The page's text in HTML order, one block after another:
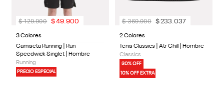
3 Colores
Camiseta Running | Run
Speedwick Singlet | Hombre
Running
PRECIO ESPECIAL
$ 129.900 $49 .900
2 Colores
Tenis Classics | Atr Chill | Hombre
Classics
30% OFF
10% OFF EXTRA
$ 369.900 $233 037